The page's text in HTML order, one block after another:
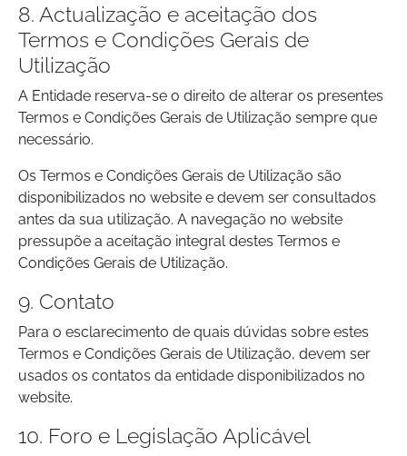
8. Actualização e aceitação dos
Termos e Condições Gerais de
Utilização
A Entidade reserva-se o direito de alterar os presentes
Termos e Condições Gerais de Utilização sempre que
necessário.
Os Termos e Condições Gerais de Utilização são
disponibilizados no website e devem ser consultados
antes da sua utilização. A navegação no website
pressupõe a aceitação integral destes Termos e
Condições Gerais de Utilização.
9. Contato
Para o esclarecimento de quais dúvidas sobre estes
Termos e Condições Gerais de Utilização, devem ser
usados os contatos da entidade disponibilizados no
website.
10. Foro e Legislação Aplicável